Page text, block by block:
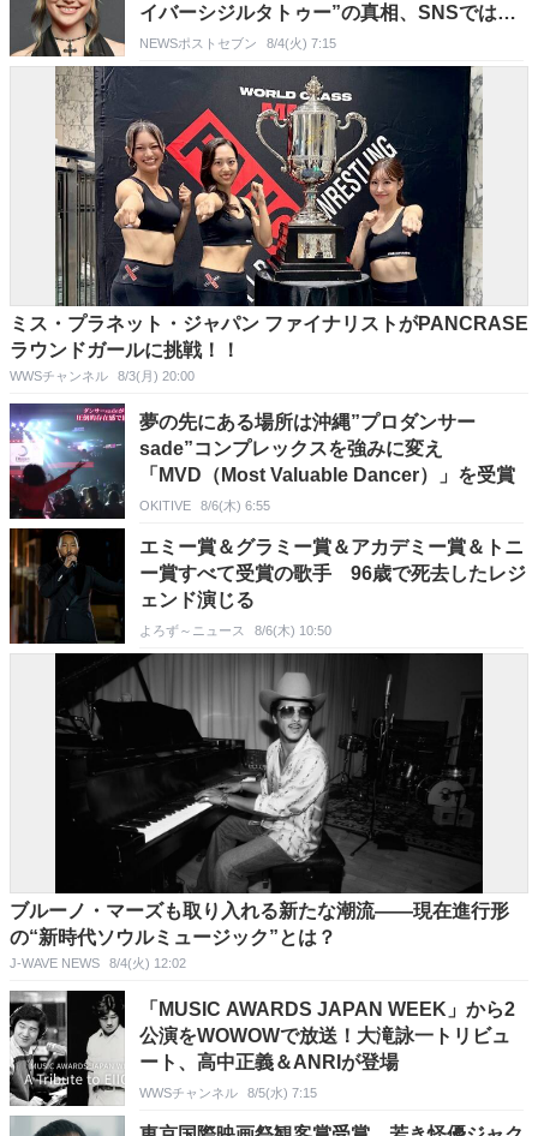
イバーシジルタトゥー”の真相、SNSでは
「遊戯王のキャラ？」と話題に
NEWSポストセブン 8/4(火) 7:15
ミス・プラネット・ジャパン ファイナリストがPANCRASE
ラウンドガールに挑戦！！
WWSチャンネル 8/3(月) 20:00
夢の先にある場所は沖縄”プロダンサー
sade”コンプレックスを強みに変え
「MVD（Most Valuable Dancer）」を受賞
OKITIVE 8/6(木) 6:55
エミー賞＆グラミー賞＆アカデミー賞＆トニ
ー賞すべて受賞の歌手 96歳で死去したレジ
ェンド演じる
よろず～ニュース 8/6(木) 10:50
ブルーノ・マーズも取り入れる新たな潮流――現在進行形
の“新時代ソウルミュージック”とは？
J-WAVE NEWS 8/4(火) 12:02
「MUSIC AWARDS JAPAN WEEK」から2
公演をWOWOWで放送！大滝詠一トリビュ
ート、高中正義＆ANRIが登場
WWSチャンネル 8/5(水) 7:15